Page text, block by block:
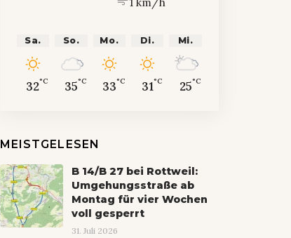
Sa.
32°C
So.
35°C
Mo.
33°C
Di.
31°C
Mi.
25°C
MEISTGELESEN
B 14/B 27 bei Rottweil:
Umgehungsstraße ab
Montag für vier Wochen
voll gesperrt
31. Juli 2026